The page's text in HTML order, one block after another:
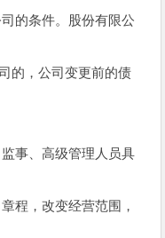
的条件。股份有限公
的，公司变更前的债
事、高级管理人员具
程，改变经营范围，